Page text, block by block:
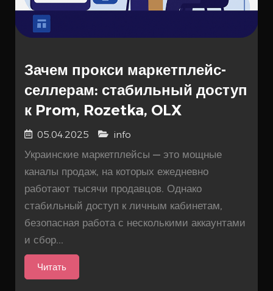
Зачем прокси маркетплейс-
селлерам: стабильный доступ
к Prom, Rozetka, OLX
05.04.2025 info
Украинские маркетплейсы — это мощные
каналы продаж, на которых ежедневно
работают тысячи продавцов. Однако
стабильный доступ к личным кабинетам,
безопасная работа с несколькими аккаунтами
и сбор...
Читать